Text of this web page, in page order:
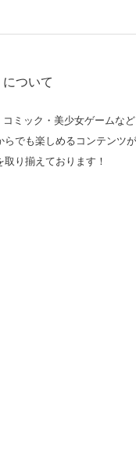
ついて
ミック・美少女ゲームな
でも楽しめるコンテンツ
取り揃えております！